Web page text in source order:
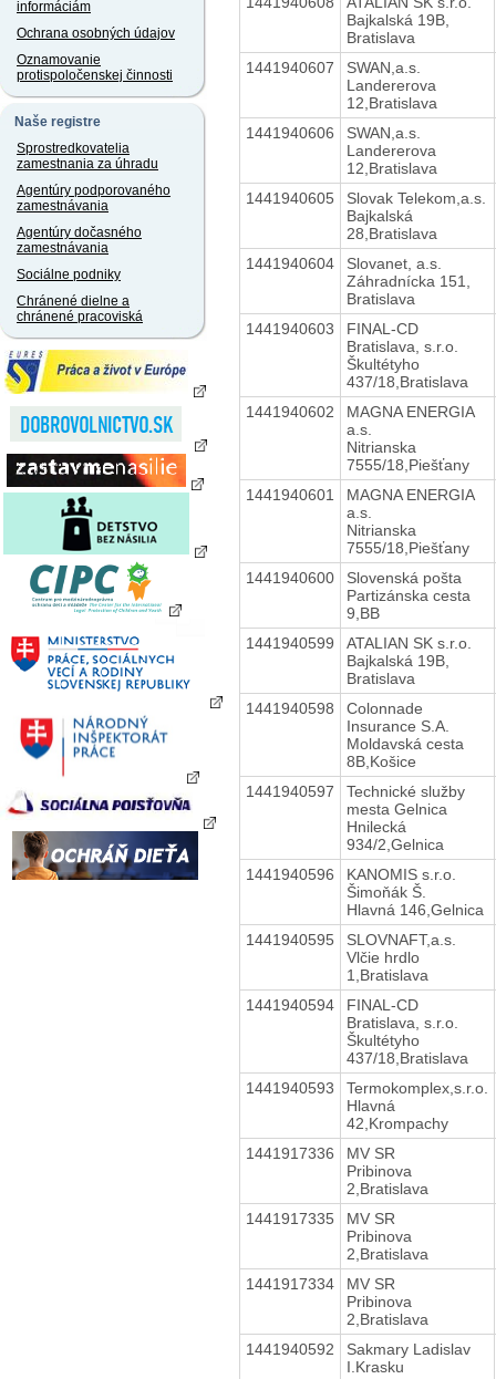
informáciám
Ochrana osobných údajov
Oznamovanie
protispoločenskej činnosti
Naše registre
Sprostredkovatelia
zamestnania za úhradu
Agentúry podporovaného
zamestnávania
Agentúry dočasného
zamestnávania
Sociálne podniky
Chránené dielne a
chránené pracoviská
Bajkalská 19B,
Bratislava
1441940607
SWAN,a.s.
Landererova
12,Bratislava
1441940606
SWAN,a.s.
Landererova
12,Bratislava
1441940605
Slovak Telekom,a.s.
Bajkalská
28,Bratislava
1441940604
Slovanet, a.s.
Záhradnícka 151,
Bratislava
1441940603
FINAL-CD
Bratislava, s.r.o.
Škultétyho
437/18,Bratislava
1441940602
MAGNA ENERGIA
a.s.
Nitrianska
7555/18,Piešťany
1441940601
MAGNA ENERGIA
a.s.
Nitrianska
7555/18,Piešťany
1441940600
Slovenská pošta
Partizánska cesta
9,BB
1441940599
ATALIAN SK s.r.o.
Bajkalská 19B,
Bratislava
1441940598
Colonnade
Insurance S.A.
Moldavská cesta
8B,Košice
1441940597
Technické služby
mesta Gelnica
Hnilecká
934/2,Gelnica
1441940596
KANOMIS s.r.o.
Šimoňák Š.
Hlavná 146,Gelnica
1441940595
SLOVNAFT,a.s.
Vlčie hrdlo
1,Bratislava
1441940594
FINAL-CD
Bratislava, s.r.o.
Škultétyho
437/18,Bratislava
1441940593
Termokomplex,s.r.o.
Hlavná
42,Krompachy
1441917336
MV SR
Pribinova
2,Bratislava
1441917335
MV SR
Pribinova
2,Bratislava
1441917334
MV SR
Pribinova
2,Bratislava
1441940592
Sakmary Ladislav
I.Krasku